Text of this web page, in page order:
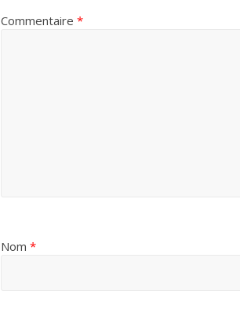
Commentaire *
Nom *